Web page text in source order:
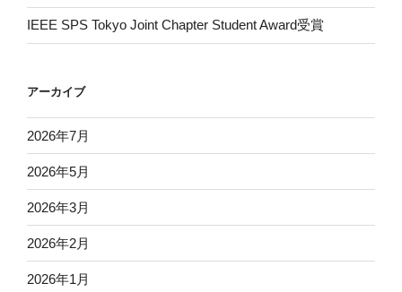
IEEE SPS Tokyo Joint Chapter Student Award受賞
アーカイブ
2026年7月
2026年5月
2026年3月
2026年2月
2026年1月